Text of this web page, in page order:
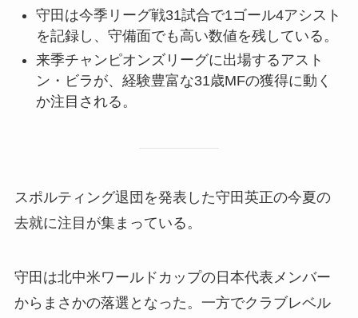
守田は今季リーグ戦31試合で1ゴール4アシスト
を記録し、守備面でも高い数値を残している。
来季チャンピオンズリーグに出場するアスト
ン・ビラが、経験豊富な31歳MFの獲得に動く
か注目される。
スポルティング退団を発表した守田英正の今夏の
去就に注目が集まっている。
守田は北中米ワールドカップの日本代表メンバー
からまさかの落選となった。一方でクラブレベル